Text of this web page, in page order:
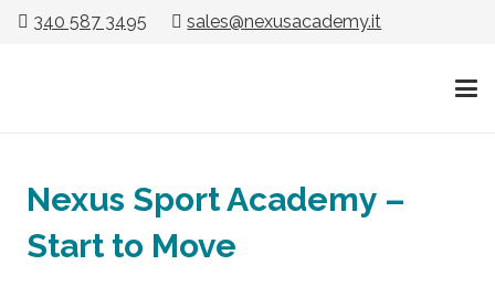
340 587 3495 sales@nexusacademy.it
Nexus Sport Academy –
Start to Move